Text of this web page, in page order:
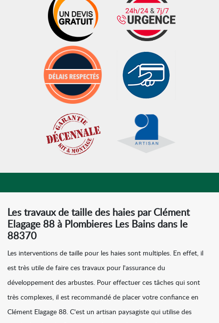
Les travaux de taille des haies par Clément
Elagage 88 à Plombieres Les Bains dans le
88370
Les interventions de taille pour les haies sont multiples. En effet, il
est très utile de faire ces travaux pour l'assurance du
développement des arbustes. Pour effectuer ces tâches qui sont
très complexes, il est recommandé de placer votre confiance en
Clément Elagage 88. C'est un artisan paysagiste qui utilise des